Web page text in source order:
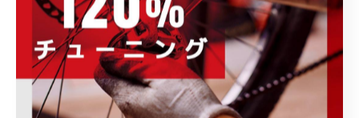
取り扱いブランド
ウェア・ヘルメット・シューズ
トレーニング・メンテナンス・その他
ホイール・パーツ・アクセサリー